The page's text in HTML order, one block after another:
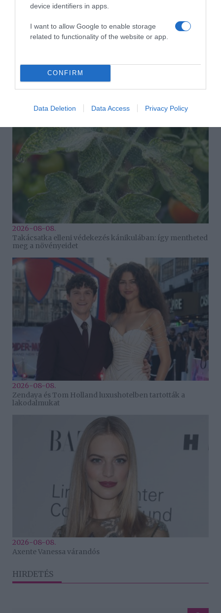
device identifiers in apps.
I want to allow Google to enable storage
related to functionality of the website or app.
CONFIRM
Data Deletion Data Access Privacy Policy
2026-08-08.
Csökkenti a vérnyomást, és védi a szívet
2026-08-08.
Takácsatka elleni védekezés kánikulában: így mentheted
meg a növényeidet
2026-08-08.
Zendaya és Tom Holland luxushotelben tartották a
lakodalmukat
2026-08-08.
Axente Vanessa várandós
HIRDETÉS